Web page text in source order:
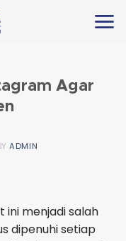
Agar
ADMIN
ini menjadi salah
dipenuhi setiap